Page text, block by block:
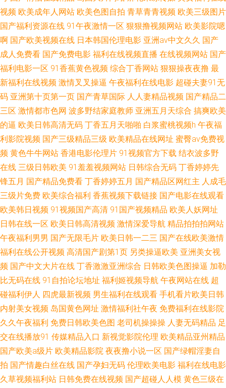
97免费资源总站 91玖玖com 欧美成人性交另类 91学生妹视频 色色99国产视
频在线观看黑料 日韩导航 成人性交在线 艹碰国产黑料 久久99爱免费婷婷 91
超碰sese 日韩性狂欢 高清免费国产 国产手机AV在线 日本成人国产欧美日韩
www91精品视频 99性色色色图 久久成人网 91处女视频在线电影 中文字幕
片第一页在线 九九热久久视频 91白丝高潮 日韩爱视频 www久久艹 www91
色色最新国产大片 久久海角 色久综合四房播播日无码女优 日本黄页免费2区
www色在线 在线观看免费91 欧美日韩性交在线视频 黄色网址在线观看一区
二区 91画像熟女av 女人天堂网AV在线 熊猫传媒91 麻豆国产成人免费 深夜
福利网站在线 日韩精品福利导航 美日韩免费视 狼友集中营麻豆一本道 黄色
社 麻豆AV电影在线播放免费观看 蜜桃av天堂 国产精品在线艹 91黄色的 婷婷
色播导航 欧美日韩亚洲综合网站 欧美日韩伊人 美女激情网红国产视频 久久
国产精品首页 欧美三区在线观看 老湿机新口 黑丝啪啪后入 成人视频免费网
WwW avtt天堂一起 91色导航大全在线 亚洲乱伦色 牛牛一区二区三区四区五
视频 欧美成年人网站 欧美色图自拍 青草青青视频 欧美三级图片
国产福利资源在线 91午夜激情一区 狠狠撸视频网站 欧美影院嗯
啊 国产欧美视频在线 日本韩国伦理电影 亚洲av中文久久 国产
成人免费看 国产免费电影 福利在线视频直播 在线视频网站 国产
福利电影一区 91香蕉黄色视频 综合丁香网站 狠狠操夜夜撸 最
新福利在线视频 激情叉叉操逼 午夜福利在线电影 超碰夫妻91无
码 亚洲第十页第一页 国产青草国际 人人妻精品视频 国产精品二
三区 激情都市色网 波多野结家庭教师 亚洲五月天综合 搞爽欧美
的逼 欧美日韩高清无码 丁香五月天啪啪 白浆蜜桃视频h 午夜福
利影院视频 国产三级精品三级 欧美精品在线网址 蜜臀av免费视
频 黄色牛牛网站 香港电影伦理片 91视频官方下载 结衣波多野
在线 三级日韩欧美 91羞羞视频网站 日韩综合无码 丁香婷婷先
锋五月 国产精品免费看 丁香婷婷五月 国产精品区网红主 人成毛
三级片免费 欧美综合福利 香蕉视频下载链接 国产电影在线观看
欧美韩日视频 91视频国产高清 91国产视频精品 欧美人妖网址
日韩在线一区 欧美日韩高清视频 激情深爱导航 精品拍拍拍网站
午夜福利男男 国产无限毛片 欧美日韩一二三 国产在线欧美激情
福利在线公开视频 高清国产剧第1页 另类操逼欧美 亚洲美女视
频 国产中文大片在线 丁香激激亚洲综合 日韩欧美色图操逼 加勒
比无码在线 91自拍论坛地址 福利姬视频导航 午夜网站在线 超
碰福利伊人 四虎最新视频 男生福利在线观看 手机看片欧美日韩
内射美女视频 岛国黄色网址 激情福利社午夜 免费福利在线影院
久久午夜福利 免费日韩欧美色图 老司机操操操 人妻无码精品 足
交在线播放91 传媒精品入口 新视觉影院伦理 欧美精品亚州精品
国产欧美a级片 欧美精品影院 夜夜撸小说一区 国产绿帽淫妻自
拍 国产情趣白丝在线 国产孕妇无码 伦理欧美电影 福利在线电影
久草视频福利站 日韩免费在线视频 国产超碰人人模 黄色三级在